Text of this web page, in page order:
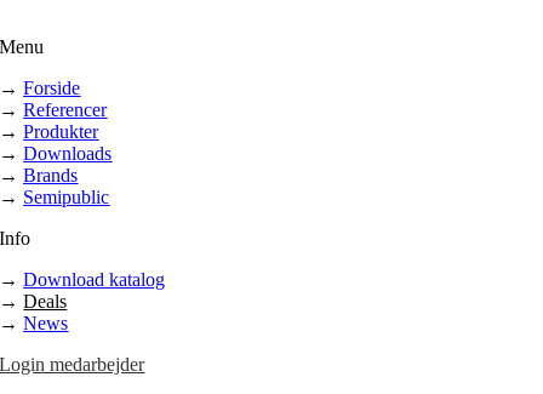
Menu
→Forside
→Referencer
→Produkter
→Downloads
→Brands
→ Semipublic
Info
→Download katalog
→Deals
→News
Login medarbejder